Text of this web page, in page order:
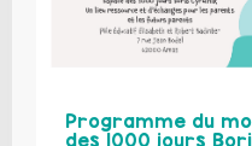
Programme du
des 1000 jours